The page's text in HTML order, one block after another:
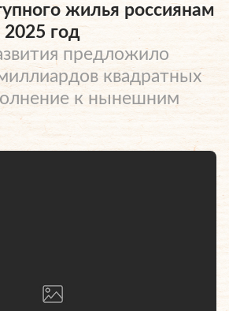
жилья россиянам
год
предложило
квадратных
к нынешним